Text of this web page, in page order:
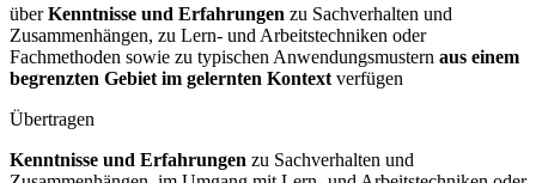
überKenntnisse und Erfahrungen zu Sachverhalten und
Zusammenhängen, zu Lern- und Arbeitstechniken oder
Fachmethoden sowie zu typischen Anwendungsmustern aus einem
begrenzten Gebiet im gelernten Kontext verfügen
Übertragen
Kenntnisse und Erfahrungen zu Sachverhalten und